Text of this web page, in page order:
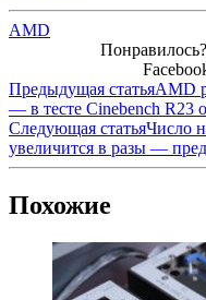
AMD
Предыдущая статьяAMD
— в тесте Cinebench R23
Следующая статьяЧисло
увеличится в разы —
Похожие